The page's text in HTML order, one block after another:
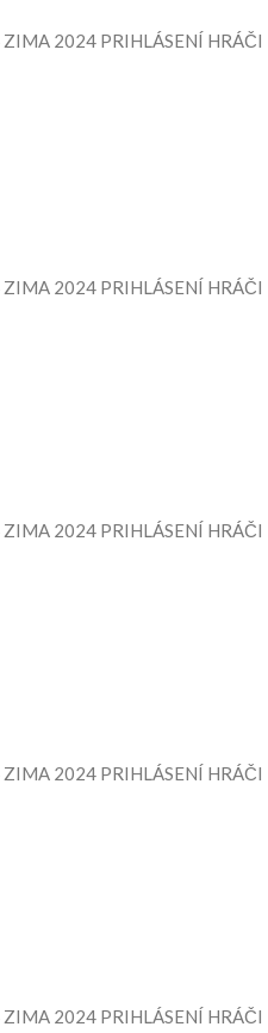
2024 PRIHLÁSENÍ HRÁČI
2024 PRIHLÁSENÍ HRÁČI
2024 PRIHLÁSENÍ HRÁČI
2024 PRIHLÁSENÍ HRÁČI
2024 PRIHLÁSENÍ HRÁČI